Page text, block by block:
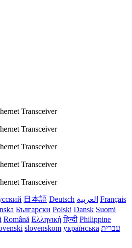
Transceiver
Transceiver
Transceiver
Transceiver
Transceiver
日本語 Deutsch العربية Français
Български Polski Dansk Suomi
Română Ελληνική हिन्दी Philippine
slovenskom українська עברית